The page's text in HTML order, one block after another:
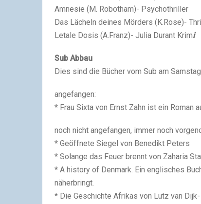
Amnesie (M. Robotham)- Psychothriller
Das Lächeln deines Mörders (K.Rose)-
Letale Dosis (A.Franz)- Julia Durant Krimi
Sub Abbau
Dies sind die Bücher vom Sub am
angefangen:
* Frau Sixta von Ernst Zahn ist ein Roman
noch nicht angefangen, immer noch
* Geöffnete Siegel von Benedikt Peters
* Solange das Feuer brennt von Zaharia
* A history of Denmark. Ein englisches
näherbringt.
* Die Geschichte Afrikas von Lutz van